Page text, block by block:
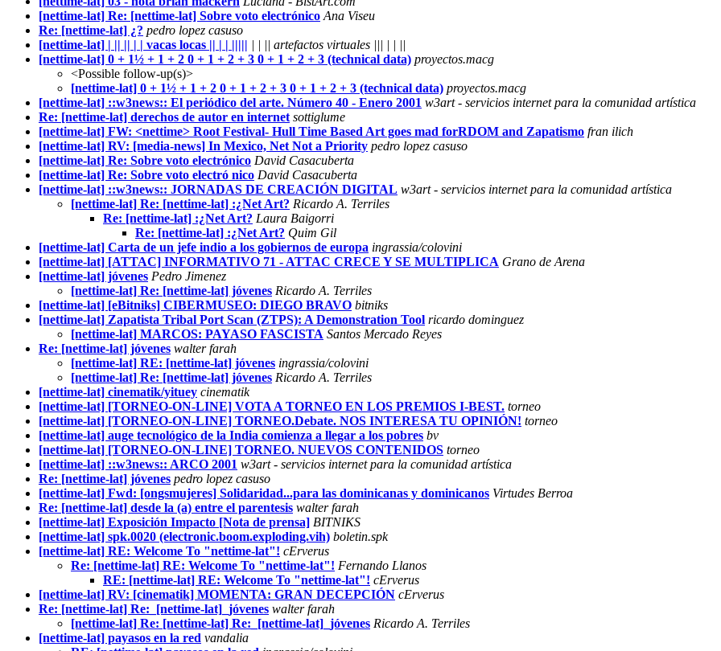
[nettime-lat] Re: [nettime-lat] Sobre voto electrónico Ana Viseu
Re: [nettime-lat] ¿? pedro lopez casuso
[nettime-lat] | || || | | vacas locas || | | ||||| | | || artefactos virtuales ||| | | ||
[nettime-lat] 0 + 1½ + 1 + 2 0 + 1 + 2 + 3 0 + 1 + 2 + 3 (technical data) proyectos.macg
<Possible follow-up(s)>
[nettime-lat] 0 + 1½ + 1 + 2 0 + 1 + 2 + 3 0 + 1 + 2 + 3 (technical data) proyectos.macg
[nettime-lat] ::w3news:: El periódico del arte. Número 40 - Enero 2001 w3art - servicios internet para la comunidad artística
Re: [nettime-lat] derechos de autor en internet sottiglume
[nettime-lat] FW: <nettime> Root Festival- Hull Time Based Art goes mad forRDOM and Zapatismo fran ilich
[nettime-lat] RV: [media-news] In Mexico, Net Not a Priority pedro lopez casuso
[nettime-lat] Re: Sobre voto electrónico David Casacuberta
[nettime-lat] Re: Sobre voto electró nico David Casacuberta
[nettime-lat] ::w3news:: JORNADAS DE CREACIÓN DIGITAL w3art - servicios internet para la comunidad artística
[nettime-lat] Re: [nettime-lat] :¿Net Art? Ricardo A. Terriles
Re: [nettime-lat] :¿Net Art? Laura Baigorri
Re: [nettime-lat] :¿Net Art? Quim Gil
[nettime-lat] Carta de un jefe indio a los gobiernos de europa ingrassia/colovini
[nettime-lat] [ATTAC] INFORMATIVO 71 - ATTAC CRECE Y SE MULTIPLICA Grano de Arena
[nettime-lat] jóvenes Pedro Jimenez
[nettime-lat] Re: [nettime-lat] jóvenes Ricardo A. Terriles
[nettime-lat] [eBitniks] CIBERMUSEO: DIEGO BRAVO bitniks
[nettime-lat] Zapatista Tribal Port Scan (ZTPS): A Demonstration Tool ricardo dominguez
[nettime-lat] MARCOS: PAYASO FASCISTA Santos Mercado Reyes
Re: [nettime-lat] jóvenes walter farah
[nettime-lat] RE: [nettime-lat] jóvenes ingrassia/colovini
[nettime-lat] Re: [nettime-lat] jóvenes Ricardo A. Terriles
[nettime-lat] cinematik/yituey cinematik
[nettime-lat] [TORNEO-ON-LINE] VOTA A TORNEO EN LOS PREMIOS I-BEST. torneo
[nettime-lat] [TORNEO-ON-LINE] TORNEO.Debate. NOS INTERESA TU OPINIÓN! torneo
[nettime-lat] auge tecnológico de la India comienza a llegar a los pobres bv
[nettime-lat] [TORNEO-ON-LINE] TORNEO. NUEVOS CONTENIDOS torneo
[nettime-lat] ::w3news:: ARCO 2001 w3art - servicios internet para la comunidad artística
Re: [nettime-lat] jóvenes pedro lopez casuso
[nettime-lat] Fwd: [ongsmujeres] Solidaridad...para las dominicanas y dominicanos Virtudes Berroa
Re: [nettime-lat] desde la (a) entre el parentesis walter farah
[nettime-lat] Exposición Impacto [Nota de prensa] BITNIKS
[nettime-lat] spk.0020 (electronic.boom.exploding.vih) boletin.spk
[nettime-lat] RE: Welcome To "nettime-lat"! cErverus
Re: [nettime-lat] RE: Welcome To "nettime-lat"! Fernando Llanos
RE: [nettime-lat] RE: Welcome To "nettime-lat"! cErverus
[nettime-lat] RV: [cinematik] MOMENTA: GRAN DECEPCIÓN cErverus
Re: [nettime-lat] Re:_[nettime-lat]_jóvenes walter farah
[nettime-lat] Re: [nettime-lat] Re:_[nettime-lat]_jóvenes Ricardo A. Terriles
[nettime-lat] payasos en la red vandalia